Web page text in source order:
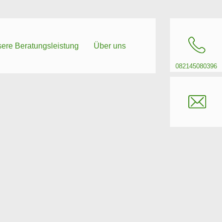
Beratungsleistung Über uns
082145080396